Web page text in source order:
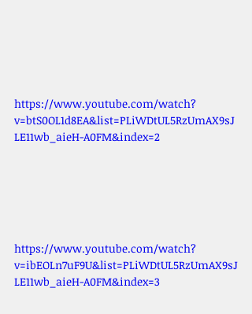
https://www.youtube.com/watch?
v=btS0OL1d8EA&list=PLiWDtUL5RzUmAX9sJ
LE11wb_aieH-A0FM&index=2
https://www.youtube.com/watch?
v=ibEOLn7uF9U&list=PLiWDtUL5RzUmAX9sJ
LE11wb_aieH-A0FM&index=3